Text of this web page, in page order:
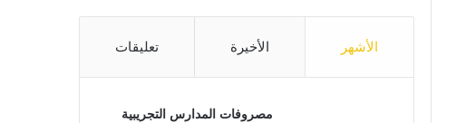
الأشهر الأخيرة تعليقات
مصروفات المدارس التجريبية